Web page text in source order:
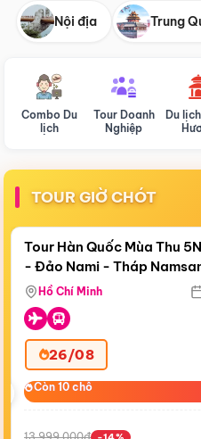
Nội địa Trung
Combo Du
lịch
Tour Doanh
Nghiệp
Du
TOUR GIỜ CHÓT
Còn18 ngày 16:04:05
Bay Sun Phuquoc Airways
Tour Hàn Quốc Mùa Thu
- Đảo Nami - Tháp
Airways)
Hồ Chí Minh
26/08
Còn 10 chỗ
Còn 10 chỗ